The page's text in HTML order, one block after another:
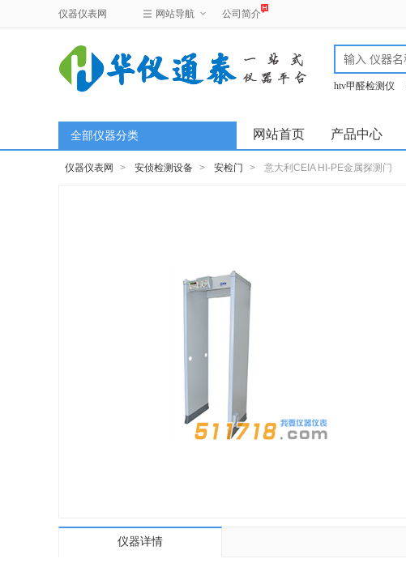
仪器仪表网 网站导航 公司简介
htv甲醛检测仪
网站首页 产品中心
全部仪器分类
仪器仪表网 > 安侦检测设备 > 安检门 > 意大利CEIA HI-PE金属探测门
仪器详情